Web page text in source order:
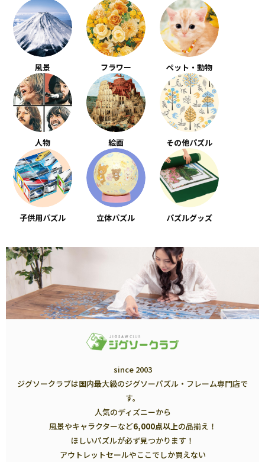
風景 フラワー ペット・動物
人物 絵画 その他パズル
子供用パズル 立体パズル パズルグッズ
since 2003
ジグソークラブは国内最大級のジグソーパズル・フレーム専門店で
す。
人気のディズニーから
風景やキャラクターなど6,000点以上の品揃え！
ほしいパズルが必ず見つかります！
アウトレットセールやここでしか買えない